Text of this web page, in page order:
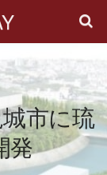
市に琉
発